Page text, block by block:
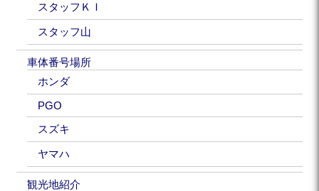
スタッフＫＩ
スタッフ山
車体番号場所
ホンダ
PGO
スズキ
ヤマハ
観光地紹介